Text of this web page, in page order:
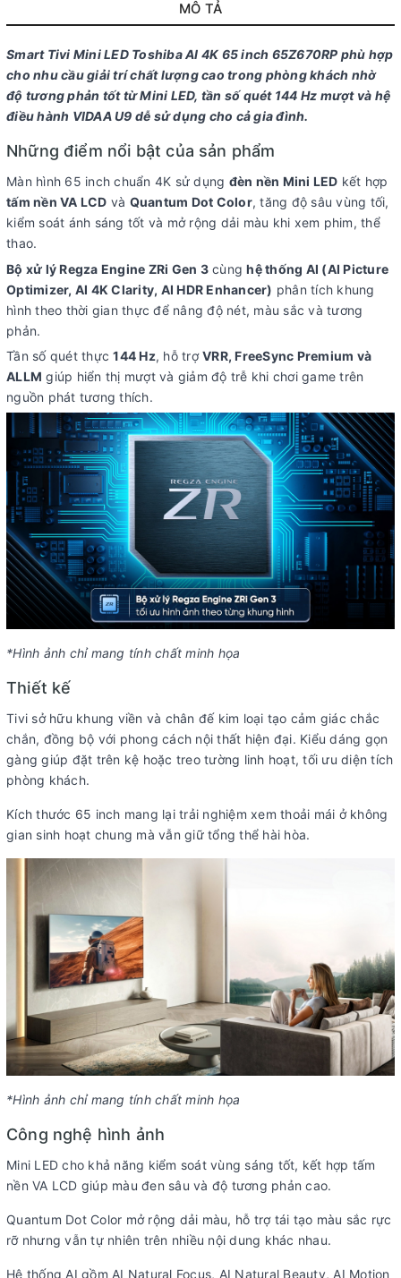
Vision IQ
Dolby
Vision
Công
chỉnh
minh AI
Picture
Optimizer
Đồng bộ
khung
hình/tần
số quét
chơi
game
Latency
Mode
(ALLM)
Bộ xử lý:
Bộ xử lý Regza Engine ZRi Gen 3
Tần số quét thực:
144 Hz
Tiện ích
Điều khiển tivi bằng điện thoại:
Ứng dụng VIDAA
Điều khiển bằng giọng nói:
kiếm giọng nói trên YouTube bằng
tiếng Việt
Tìm kiếm bằng giọng nói qua
ứng dụng VIDAA kết nối trên
điện thoại
Chiếu hình từ điện thoại lên TV:
AirPlay 2
DLNAMiracast
Content
Sharing
Remote thông minh: Remote tích hợp micro tìm kiếm bằng giọng
Tiện ích thông minh
khác:
Micro tích hợp trên TV - điều khiển giọng
nói rảnh tay
Tổng công suất loa:
Số lượng loa:
Dolby Atmos
Chế độ lọc thoại:
Các công
nghệ khác:
AI Natural
Vocal Enhancer
Regza Bass
Woofer
Cổng kết nối
Kết nối Internet: Wi-Fi
Cổng nhận hình ảnh,
âm thanh:
4 cổng HDMI có 1 cổng HDMI eARC (ARC), 1
cổng Composite
Cổng xuất âm
1 cổng 3.5 mm, 1 cổng Optical (Digital Audio), 1
MÔ TẢ
Smart Tivi Mini LED Toshiba AI 4K 65 inch 65Z670RP phù hợp
cho nhu cầu giải trí chất lượng cao trong phòng khách nhờ
độ tương phản tốt từ Mini LED, tần số quét 144 Hz mượt và hệ
điều hành VIDAA U9 dễ sử dụng cho cả gia đình.
Những điểm nổi bật của sản phẩm
Màn hình 65 inch chuẩn 4K sử dụng đèn nền Mini LED kết hợp
tấm nền VA LCD và Quantum Dot Color, tăng độ sâu vùng tối,
kiểm soát ánh sáng tốt và mở rộng dải màu khi xem phim, thể
thao.
Bộ xử lý Regza Engine ZRi Gen 3cùnghệ thống AI (AI Picture
Optimizer, AI 4K Clarity, AI HDR Enhancer) phân tích khung
hình theo thời gian thực để nâng độ nét, màu sắc và tương
phản.
Tần số quét thực144 Hz, hỗ trợVRR, FreeSync Premium và
ALLM giúp hiển thị mượt và giảm độ trễ khi chơi game trên
nguồn phát tương thích.
*Hình ảnh chỉ mang tính chất minh họa
Thiết kế
Tivi sở hữu khung viền và chân đế kim loại tạo cảm giác chắc
chắn, đồng bộ với phong cách nội thất hiện đại. Kiểu dáng gọn
gàng giúp đặt trên kệ hoặc treo tường linh hoạt, tối ưu diện tích
phòng khách.
Kích thước 65 inch mang lại trải nghiệm xem thoải mái ở không
gian sinh hoạt chung mà vẫn giữ tổng thể hài hòa.
*Hình ảnh chỉ mang tính chất minh họa
Công nghệ hình ảnh
Mini LED cho khả năng kiểm soát vùng sáng tốt, kết hợp tấm
nền VA LCD giúp màu đen sâu và độ tương phản cao.
Quantum Dot Color mở rộng dải màu, hỗ trợ tái tạo màu sắc rực
rỡ nhưng vẫn tự nhiên trên nhiều nội dung khác nhau.
Hệ thống AI gồm AI Natural Focus, AI Natural Beauty, AI Motion